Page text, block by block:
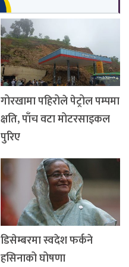
गोरखामा पहिरोले पेट्रोल पम्पमा
क्षति, पाँच वटा मोटरसाइकल
पुरिए
डिसेम्बरमा स्वदेश फर्कने
हसिनाको घोषणा